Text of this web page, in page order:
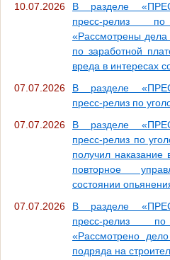
10.07.2026
В разделе
пресс-релиз
«Рассмотрены дела
по заработной
вреда в интересах
07.07.2026
В разделе
пресс-релиз по
07.07.2026
В разделе
пресс-релиз по
получил
повторное
состоянии
07.07.2026
В разделе
пресс-релиз
«Рассмотрено
подряда на